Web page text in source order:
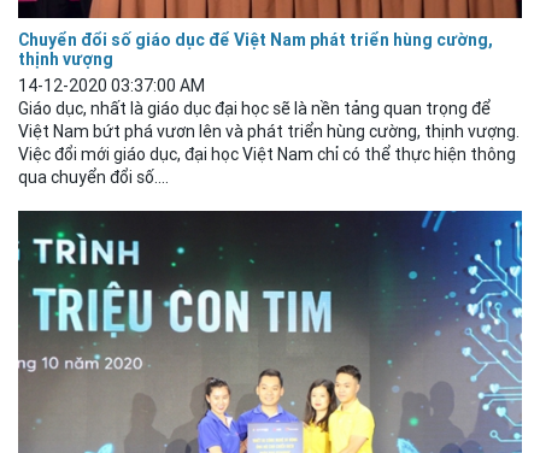
Chuyển đổi số giáo dục để Việt Nam phát triển hùng cường,
thịnh vượng
14-12-2020 03:37:00 AM
Giáo dục, nhất là giáo dụcđại học sẽ là nền tảng quan trọng để
Việt Nam bứt phá vươn lên và phát triển hùng cường, thịnh vượng.
Việc đổi mới giáo dục, đại học Việt Nam chỉ có thể thực hiện thông
qua chuyển đổi số....